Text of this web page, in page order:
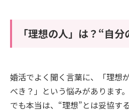
「理想の人」は？“自
婚活でよく聞く言葉に、「理想
べき？」という悩みがあります。
でも本当は、“理想”とは妥協す